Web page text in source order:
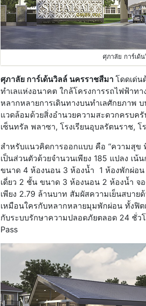
ศุภาลัย การ์เด้
ศุภาลัย การ์เด้นวิลล์ นครราชสีมา โดดเด่
ทำเลแห่งอนาคต ใกล้โครงการรถไฟฟ้าท
หลากหลายการเดินทางบนทำเลศักยภาพ
แวดล้อมด้วยสิ่งอำนวยความสะดวกครบค
เซ็นทรัล พลาซา, โรงเรียนอุบลรัตนราช, โ
สำหรับแนวคิดการออกแบบ คือ “ความสุข
เป็นส่วนตัวด้วยจำนวนเพียง 185 แปลง เ
ขนาด 4 ห้องนอน 3 ห้องน้ำ 1 ห้องพักผ่อ
เดี่ยว 2 ชั้น ขนาด 3 ห้องนอน 2 ห้องน้ำ จ
เพียง 2.79 ล้านบาท สัมผัสความเย็นสบา
เหมือนใครกับหลากหลายมุมพักผ่อน ทั้งฟิ
กับระบบรักษาความปลอดภัยตลอด 24 ชั่ว
Pass